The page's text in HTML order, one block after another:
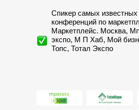
Спикер самых известных
конференций по
Маркетплейс. Москва,
экспо, М П Хаб, Мой
Топс, Тотал Экспо